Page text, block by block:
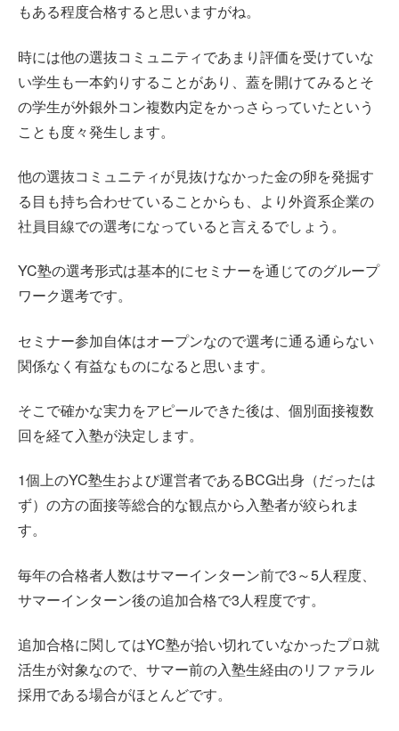
もある程度合格すると思いますがね。
時には他の選抜コミュニティであまり評価を受けていな
い学生も一本釣りすることがあり、蓋を開けてみるとそ
の学生が外銀外コン複数内定をかっさらっていたという
ことも度々発生します。
他の選抜コミュニティが見抜けなかった金の卵を発掘す
る目も持ち合わせていることからも、より外資系企業の
社員目線での選考になっていると言えるでしょう。
YC塾の選考形式は基本的にセミナーを通じてのグループ
ワーク選考です。
セミナー参加自体はオープンなので選考に通る通らない
関係なく有益なものになると思います。
そこで確かな実力をアピールできた後は、個別面接複数
回を経て入塾が決定します。
1個上のYC塾生および運営者であるBCG出身（だったは
ず）の方の面接等総合的な観点から入塾者が絞られま
す。
毎年の合格者人数はサマーインターン前で3～5人程度、
サマーインターン後の追加合格で3人程度です。
追加合格に関してはYC塾が拾い切れていなかったプロ就
活生が対象なので、サマー前の入塾生経由のリファラル
採用である場合がほとんどです。